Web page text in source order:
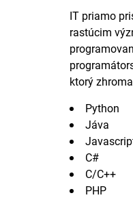
IT priamo
rastúcim
ktorý
Python
Jáva
C#
C/C++
PHP